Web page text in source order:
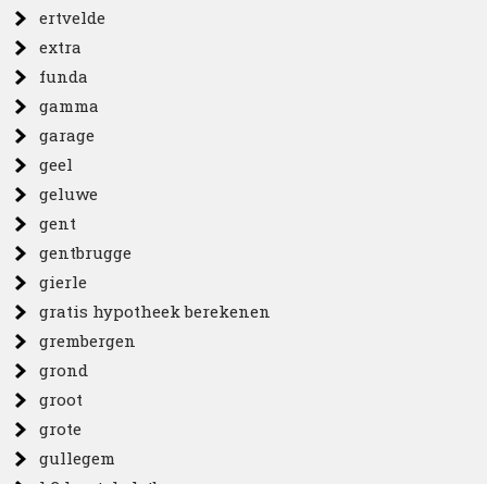
ertvelde
extra
funda
gamma
garage
geel
geluwe
gent
gentbrugge
gierle
gratis hypotheek berekenen
grembergen
grond
groot
grote
gullegem